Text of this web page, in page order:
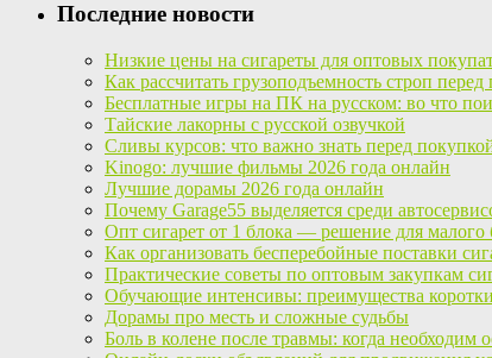
Последние новости
Низкие цены на сигареты для оптовых
Как рассчитать грузоподъемность строп перед
Бесплатные игры на ПК на русском: во что
Тайские лакорны с русской озвучкой
Сливы курсов: что важно знать перед
Kinogo: лучшие фильмы 2026 года онлайн
Лучшие дорамы 2026 года онлайн
Почему Garage55 выделяется среди
Опт сигарет от 1 блока — решение для малого
Как организовать бесперебойные поставки
Практические советы по оптовым закупкам
Обучающие интенсивы: преимущества
Дорамы про месть и сложные судьбы
Боль в колене после травмы: когда необходим